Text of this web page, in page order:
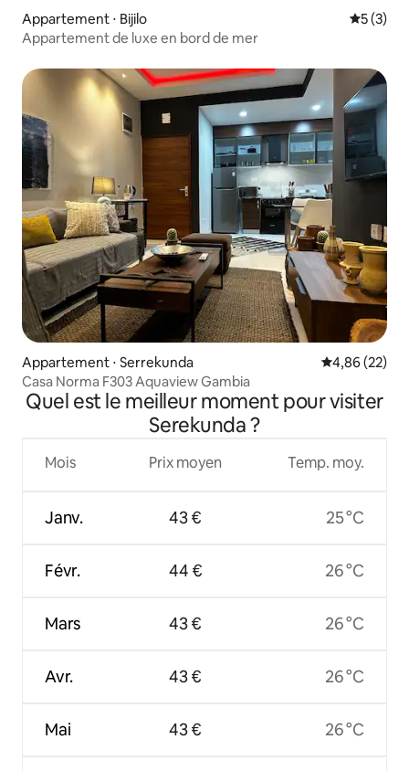
Appartement ⋅ Bijilo
5 (3)
Appartement de luxe en bord de mer
Appartement ⋅ Serrekunda Évaluation
4,86 (22)
Casa Norma F303 Aquaview Gambia
Quel est le meilleur moment pour visiter
Serekunda ?
Mois
Janv.
Févr.
Mars
Avr.
Mai
Prix moyen
43 €
44 €
43 €
43 €
43 €
Temp. moy.
25 °C
26 °C
26 °C
26 °C
26 °C